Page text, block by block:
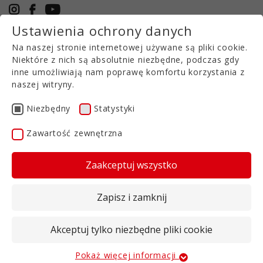
+49 5971 94632-0
PL
Pneumatyczny uniwersalny rozsiewacz/dozownik
EXCEEDER
Kompaktowy rozsiewacz pneumatyczny
EXCEEDER został specjalnie zaprojektowany do
obszarowego dozowania nasion lub drobnych i
talerzowych, kompaktowych bronach talerzowych,
kultywatorach lub innych maszynach. Sterowanie
odbywa się za pośrednictwem terminala ISOBUS.
Ustawienia ochrony danych
Na naszej stronie internetowej używane są pliki cookie.
Niektóre z nich są absolutnie niezbędne, podczas gdy
inne umożliwiają nam poprawę komfortu korzystania z
naszej witryny.
Niezbędny Statystyki
Zawartość zewnętrzna
Zaakceptuj wszystko
Zapisz i zamknij
Akceptuj tylko niezbędne pliki cookie
Pokaż więcej informacji